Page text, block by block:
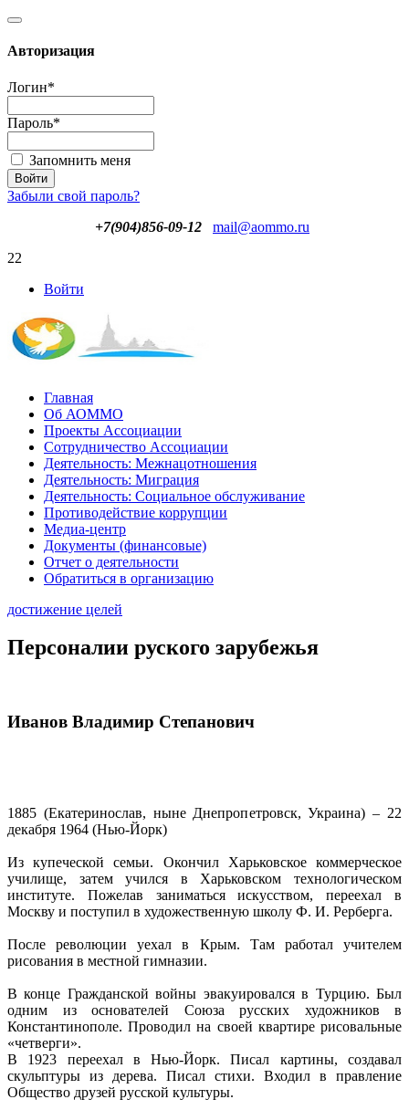
Авторизация
Логин*
Пароль*
Запомнить меня
Забыли свой пароль?
+7(904)856-09-12
mail@aommo.ru
22
Войти
Главная
Об АОММО
Проекты Ассоциации
Сотрудничество Ассоциации
Деятельность: Межнацотношения
Деятельность: Миграция
Деятельность: Социальное обслуживание
Противодействие коррупции
Медиа-центр
Документы (финансовые)
Отчет о деятельности
Обратиться в организацию
достижение целей
Персоналии руского зарубежья
Иванов Владимир Степанович
1885 (Екатеринослав, ныне Днепропетровск, Украина) – 22
декабря 1964 (Нью-Йорк)
Из купеческой семьи. Окончил Харьковское коммерческое
училище, затем учился в Харьковском технологическом
институте. Пожелав заниматься искусством, переехал в
Москву и поступил в художественную школу Ф. И. Рерберга.
После революции уехал в Крым. Там работал учителем
рисования в местной гимназии.
В конце Гражданской войны эвакуировался в Турцию. Был
одним из основателей Союза русских художников в
Константинополе. Проводил на своей квартире рисовальные
«четверги».
В 1923 переехал в Нью-Йорк. Писал картины, создавал
скульптуры из дерева. Писал стихи. Входил в правление
Общество друзей русской культуры.